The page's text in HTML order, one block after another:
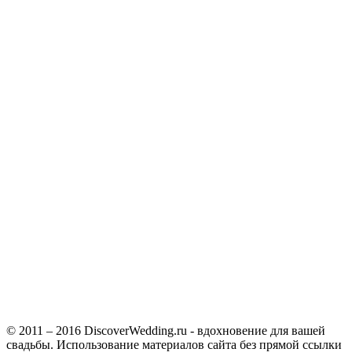
© 2011 – 2016 DiscoverWedding.ru - вдохновение для вашей
свадьбы. Использование материалов сайта без прямой ссылки